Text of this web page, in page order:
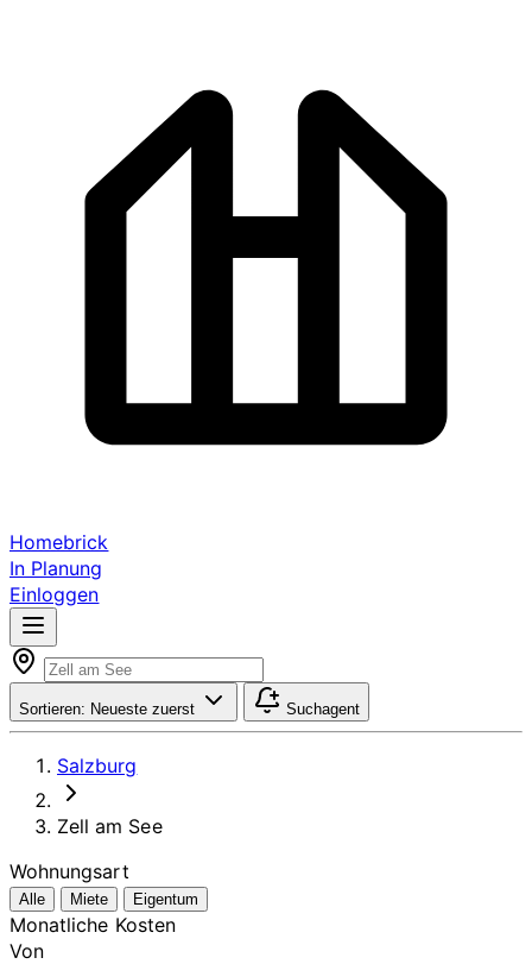
Homebrick
In Planung
Einloggen
Sortieren: Neueste zuerst Suchagent
Salzburg
Zell am See
Wohnungsart
Alle Miete Eigentum
Monatliche Kosten
Von